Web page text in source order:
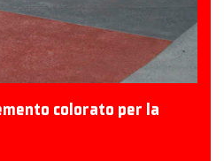
colorato per la